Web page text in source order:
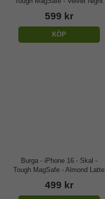
599 kr
KÖP
Burga - iPhone 16 - Skal -
Tough MagSafe - Almond Latte
499 kr